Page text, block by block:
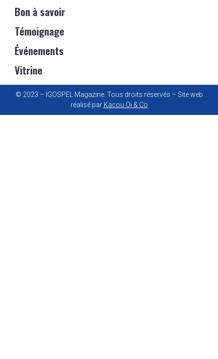
Bon à savoir
Témoignage
Événements
Vitrine
© 2023 – IGOSPEL Magazine. Tous droits réservés – Site web
réalisé par Kacou Oi & Co